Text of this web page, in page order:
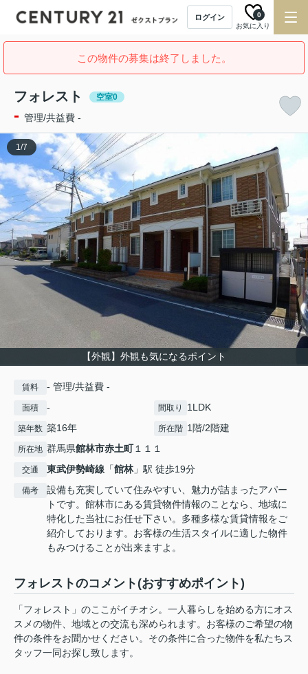
ログイン
お気に入り
0
この物件の募集は終了しました。
フォレスト 空室0
- 管理/共益費 -
【外観】外観も気になるポイント
1/7
賃料 - 管理/共益費 -
面積 - 間取り 1LDK
築年数 築16年 所在階 1階/2階建
所在地 群馬県館林市赤土町１１１
交通 東武伊勢崎線 「館林」駅 徒歩19分
備考
設備も充実していて住みやすい、魅力が詰まったアパー
トです。館林市にある賃貸物件情報のことなら、地域に
特化した当社にお任せ下さい。多種多様な賃貸情報をご
紹介しております。お客様の生活スタイルに適した物件
もみつけることが出来ますよ。
フォレストのコメント(おすすめポイント)
「フォレスト」のここがイチオシ。一人暮らしを始める方にオス
スメの物件、地域との交流も深められます。お客様のご希望の物
件の条件をお聞かせください。その条件に合った物件を私たちス
タッフ一同お探し致します。